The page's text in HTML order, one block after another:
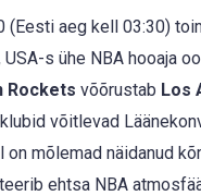
(Eesti aeg kell 03:30)
s ühe NBA hooaja
Rockets võõrustab Los
võitlevad
on mõlemad näidanud
ehtsa NBA